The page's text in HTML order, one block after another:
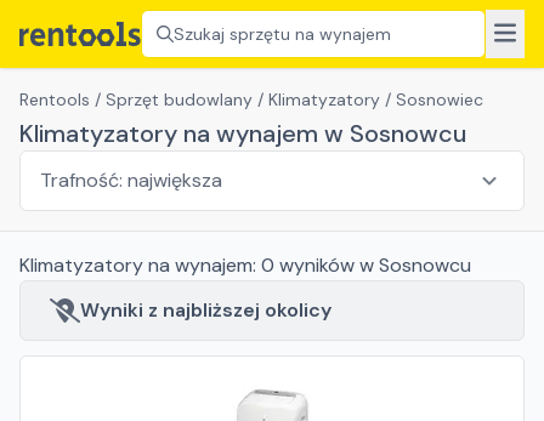
Szukaj sprzętu na wynajem
Rentools / Sprzęt budowlany / Klimatyzatory / Sosnowiec
Klimatyzatory na wynajem w Sosnowcu
Klimatyzatoryna wynajem: 0 wynikóww Sosnowcu
Wyniki z najbliższej okolicy